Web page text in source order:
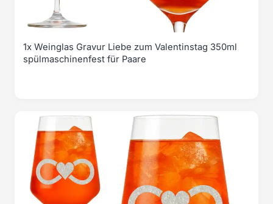
1x Weinglas Gravur Liebe zum Valentinstag 350ml
spülmaschinenfest für Paare